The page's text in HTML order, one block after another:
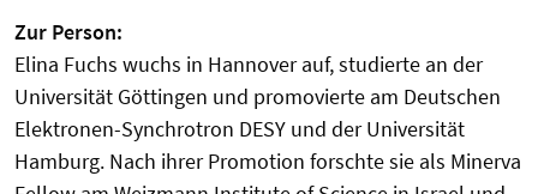
Zur Person:
Elina Fuchs wuchs in Hannover auf, studierte an der
Universität Göttingen und promovierte am Deutschen
Elektronen-Synchrotron DESY und der Universität
Hamburg. Nach ihrer Promotion forschte sie als Minerva